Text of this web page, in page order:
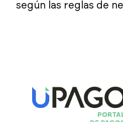
según las reglas de